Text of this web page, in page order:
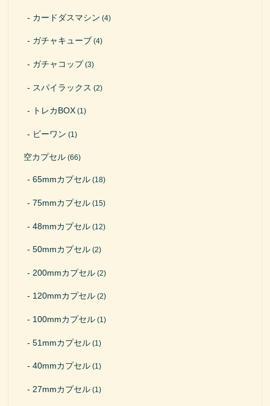
カードダスマシン (4)
ガチャキューブ (4)
ガチャコップ(3)
スパイラックス (2)
トレカBOX (1)
ビーワン (1)
空カプセル (66)
65mmカプセル (18)
75mmカプセル (15)
48mmカプセル (12)
50mmカプセル (2)
200mmカプセル (2)
120mmカプセル (2)
100mmカプセル (1)
51mmカプセル (1)
40mmカプセル (1)
27mmカプセル (1)